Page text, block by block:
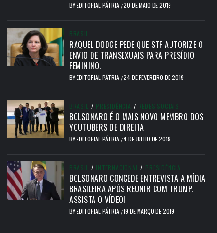
BYEDITORIAL PÁTRIA /20 DE MAIO DE 2019
BRASIL
RAQUEL DODGE PEDE QUE STF AUTORIZE O
ENVIO DE TRANSEXUAIS PARA PRESÍDIO
FEMININO.
BYEDITORIAL PÁTRIA /24 DE FEVEREIRO DE 2019
BRASIL / PRESIDÊNCIA / REDES SOCIAIS
BOLSONARO É O MAIS NOVO MEMBRO DOS
YOUTUBERS DE DIREITA
BYEDITORIAL PÁTRIA /4 DE JULHO DE 2019
BRASIL / INTERNACIONAL / PRESIDÊNCIA
BOLSONARO CONCEDE ENTREVISTA A MÍDIA
BRASILEIRA APÓS REUNIR COM TRUMP.
ASSISTA O VÍDEO!
BYEDITORIAL PÁTRIA /19 DE MARÇO DE 2019